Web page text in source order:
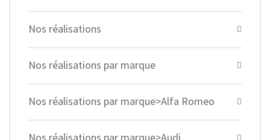
Nos réalisations
Nos réalisations par marque
Nos réalisations par marque>Alfa Romeo